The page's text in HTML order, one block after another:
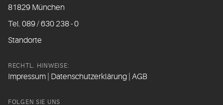
81829 München
Tel. 089 / 630 238 - 0
Standorte
RECHTL. HINWEISE:
Impressum Datenschutzerklärung AGB
FOLGEN SIE UNS